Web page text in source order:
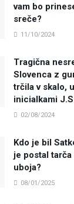
vam bo
sreče?
11/10/2024
Tragična
Slovenca z
trčila v skalo,
inicialkami
02/08/2024
Kdo je bil
je postal
uboja?
08/01/2025